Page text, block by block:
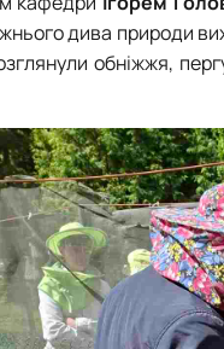
дива природи
обніжжя,